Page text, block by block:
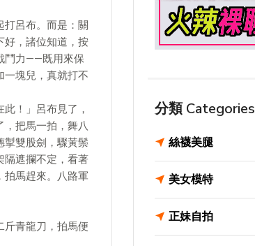
打呂布。而是：關
好，諸位知道，按
鬥力——既用來保
一塊兒，真就打不
！」呂布見了，
把馬一拍，舞八
掣雙股劍，驟黃鬃
隔遮攔不定，看著
拍馬趕來。八路軍
斤青龍刀，拍馬便
分類 Categories
絲襪美腿
美女模特
正妹自拍